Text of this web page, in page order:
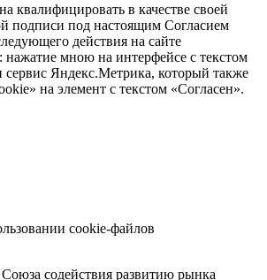
квалифицировать в качестве своей
подписи под настоящим Согласием
действия на сайте
нажатие мною на интерфейсе с текстом
сервис Яндекс.Метрика, который также
на элемент с текстом «Согласен».
cookie-файлов
содействия развитию рынка